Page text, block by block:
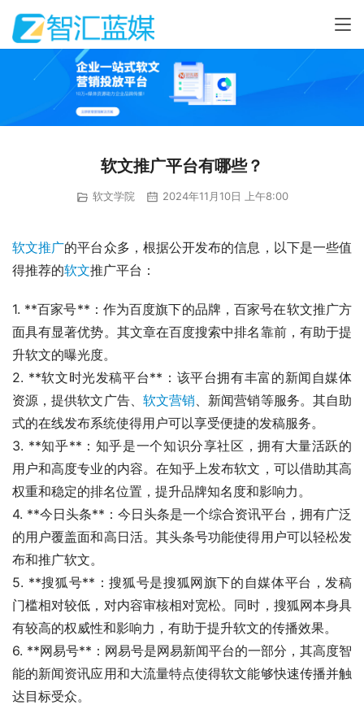
软文推广平台有哪些？
软文学院 2024年11月10日 上午8:00
软文推广的平台众多，根据公开发布的信息，以下是一些值
得推荐的软文推广平台：
1. **百家号**：作为百度旗下的品牌，百家号在软文推广方
面具有显著优势。其文章在百度搜索中排名靠前，有助于提
升软文的曝光度。
2. **软文时光发稿平台**：该平台拥有丰富的新闻自媒体
资源，提供软文广告、 软文营销 、新闻营销等服务。其自助
式的在线发布系统使得用户可以享受便捷的发稿服务。
3. **知乎**：知乎是一个知识分享社区，拥有大量活跃的
用户和高度专业的内容。在知乎上发布软文，可以借助其高
权重和稳定的排名位置，提升品牌知名度和影响力。
4. **今日头条**：今日头条是一个综合资讯平台，拥有广泛
的用户覆盖面和高日活。其头条号功能使得用户可以轻松发
布和推广软文。
5. **搜狐号**：搜狐号是搜狐网旗下的自媒体平台，发稿
门槛相对较低，对内容审核相对宽松。同时，搜狐网本身具
有较高的权威性和影响力，有助于提升软文的传播效果。
6. **网易号**：网易号是网易新闻平台的一部分，其高度智
能的新闻资讯应用和大流量特点使得软文能够快速传播并触
达目标受众。